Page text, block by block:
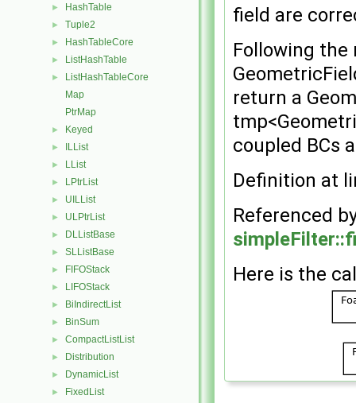
► HashTable
► Tuple2
► HashTableCore
► ListHashTable
►
ListHashTableCore
Map
PtrMap
► Keyed
► ILList
► LList
► LPtrList
► UILList
► ULPtrList
► DLListBase
► SLListBase
► FIFOStack
► LIFOStack
► BiIndirectList
► BinSum
► CompactListList
► Distribution
► DynamicList
► FixedList
field are
Following
return a
coupled BCs
Definition at
Referenced
Here is the